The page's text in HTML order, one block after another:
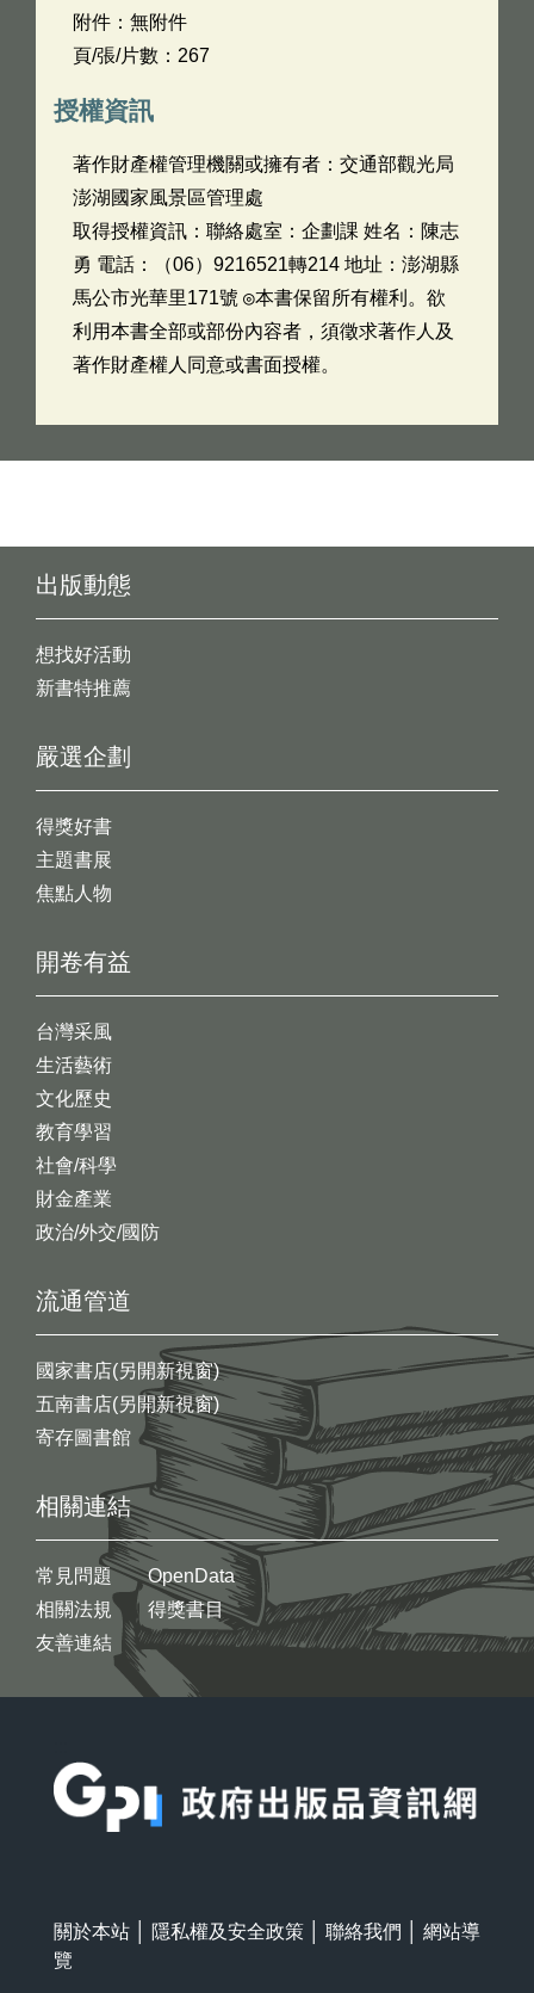
附件：無附件
頁/張/片數：267
授權資訊
著作財產權管理機關或擁有者：交通部觀光局
澎湖國家風景區管理處
取得授權資訊：聯絡處室：企劃課 姓名：陳志
勇 電話：（06）9216521轉214 地址：澎湖縣
馬公市光華里171號 ◎本書保留所有權利。欲
利用本書全部或部份內容者，須徵求著作人及
著作財產權人同意或書面授權。
出版動態
想找好活動
新書特推薦
開卷有益
台灣采風
生活藝術
文化歷史
教育學習
社會/科學
財金產業
政治/外交/國防
嚴選企劃
得獎好書
主題書展
焦點人物
流通管道
國家書店(另開新視窗)
五南書店(另開新視窗)
寄存圖書館
相關連結
常見問題
相關法規
友善連結
OpenData
得獎書目
關於本站 隱私權及安全政策 聯絡我們
網站導
覽